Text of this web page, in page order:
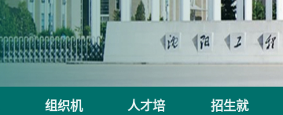
组织机
人才培
招生就